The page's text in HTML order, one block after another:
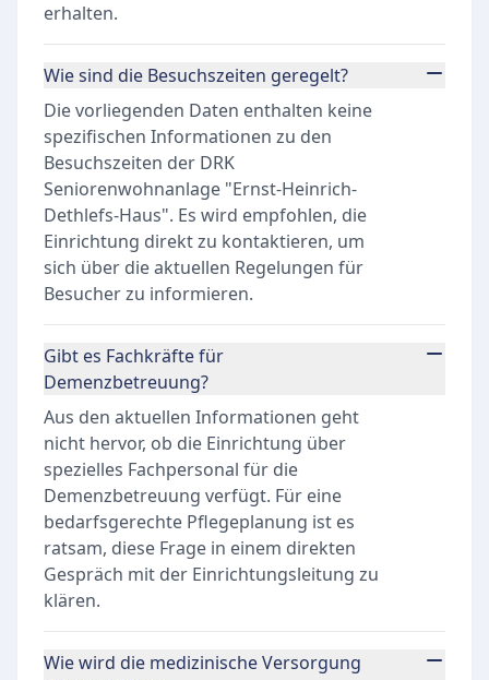
erhalten.
Wie sind die Besuchszeiten geregelt?
Die vorliegenden Daten enthalten keine
spezifischen Informationen zu den
Besuchszeiten der DRK
Seniorenwohnanlage "Ernst-Heinrich-
Dethlefs-Haus". Es wird empfohlen, die
Einrichtung direkt zu kontaktieren, um
sich über die aktuellen Regelungen für
Besucher zu informieren.
Gibt es Fachkräfte für
Demenzbetreuung?
Aus den aktuellen Informationen geht
nicht hervor, ob die Einrichtung über
spezielles Fachpersonal für die
Demenzbetreuung verfügt. Für eine
bedarfsgerechte Pflegeplanung ist es
ratsam, diese Frage in einem direkten
Gespräch mit der Einrichtungsleitung zu
klären.
Wie wird die medizinische Versorgung